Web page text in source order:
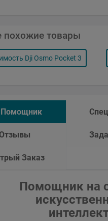
похожие товары
Dji Osmo Pocket 3
Заказ
Помощник на